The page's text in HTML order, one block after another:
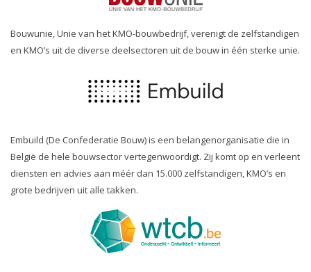
Bouwunie, Unie van het KMO-bouwbedrijf, verenigt de zelfstandigen
en KMO’s uit de diverse deelsectoren uit de bouw in één sterke unie.
Embuild (De Confederatie Bouw) is een belangenorganisatie die in
België de hele bouwsector vertegenwoordigt. Zij komt op en verleent
diensten en advies aan méér dan 15.000 zelfstandigen, KMO’s en
grote bedrijven uit alle takken.